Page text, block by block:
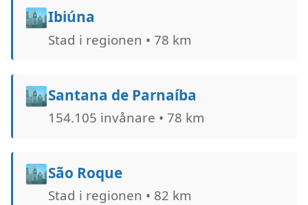
🏙️Ibiúna
Stad i regionen • 78 km
🏙️Santana de Parnaíba
154.105 invånare • 78 km
🏙️São Roque
Stad i regionen • 82 km